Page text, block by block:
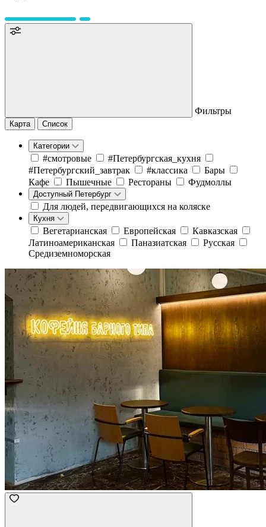
Фильтры
Карта Список
Категории
#cмотровые
#Петербургская_кухня
#Петербургский_завтрак
#классика
Бары
Кафе
Пышечные Рестораны Фудмоллы
Доступный Петербург
Для людей, передвигающихся на коляске
Кухня
Вегетарианская Европейская
Кавказская
Латиноамериканская
Паназиатская
Русская
Средиземноморская